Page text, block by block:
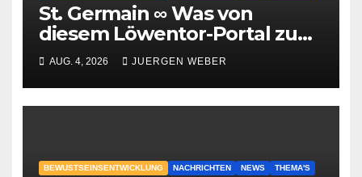
St. Germain ∞ Was von
diesem Löwentor-Portal zu
erwarten ist
AUG. 4, 2026 JUERGEN WEBER
BEWUSTSEINSENTWICKLUNG NACHRICHTEN NEWS THEMA'S